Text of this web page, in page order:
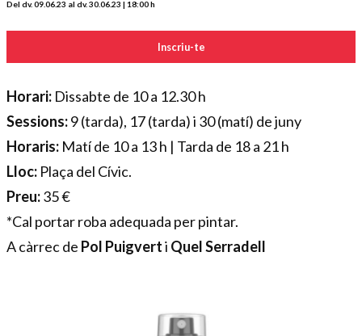
Del dv. 09.06.23 al dv. 30.06.23 | 18:00 h
Inscriu-te
Horari: Dissabte de 10 a 12.30 h
Sessions:9 (tarda), 17 (tarda) i 30 (matí) de juny
Horaris: Matí de 10 a 13 h | Tarda de 18 a 21 h
Lloc: Plaça del Cívic.
Preu:35 €
*Cal portar roba adequada per pintar.
A càrrec de Pol Puigverti Quel Serradell